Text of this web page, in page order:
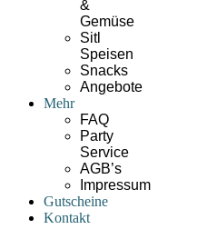
&
Gemüse
Sitl
Speisen
Snacks
Angebote
Mehr
FAQ
Party
Service
AGB’s
Impressum
Gutscheine
Kontakt